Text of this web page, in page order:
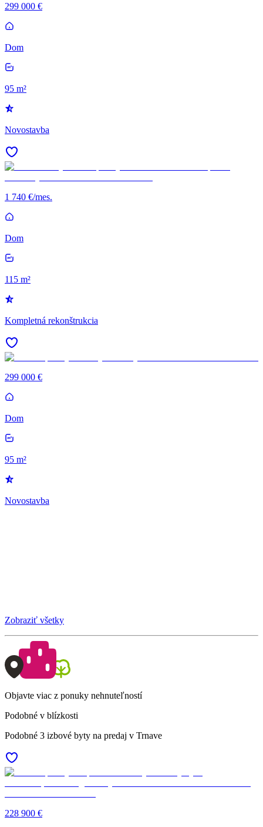
299 000 €
Dom
95 m²
Novostavba
1 740 €/mes.
Dom
115 m²
Kompletná rekonštrukcia
299 000 €
Dom
95 m²
Novostavba
Zobraziť všetky
Objavte viac z ponuky nehnuteľností
Podobné v blízkosti
Podobné 3 izbové byty na predaj v Trnave
228 900 €